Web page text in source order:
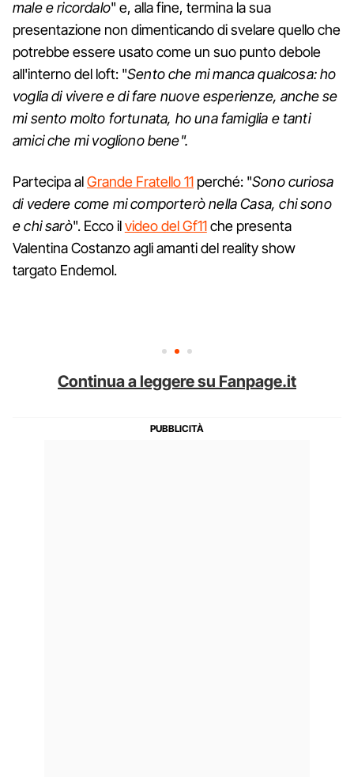
male e ricordalo" e, alla fine, termina la sua
presentazione non dimenticando di svelare quello che
potrebbe essere usato come un suo punto debole
all'interno del loft: "Sento che mi manca qualcosa: ho
voglia di vivere e di fare nuove esperienze, anche se
mi sento molto fortunata, ho una famiglia e tanti
amici che mi vogliono bene".
Partecipa alGrande Fratello 11 perché: "Sono curiosa
di vedere come mi comporterò nella Casa, chi sono
e chi sarò". Ecco ilvideo del Gf11che presenta
Valentina Costanzo agli amanti del reality show
targato Endemol.
Continua a leggere su Fanpage.it